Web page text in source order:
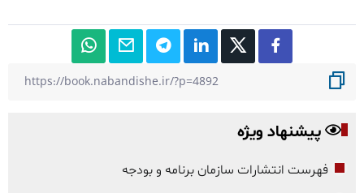
پیشنهاد ویژه
فهرست انتشارات سازمان برنامه و بودجه